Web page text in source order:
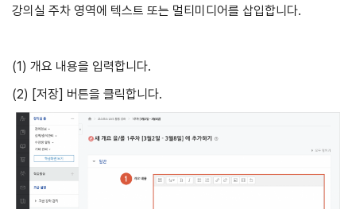
강의실 주차 영역에 텍스트 또는 멀티미디어를 삽입합니다.
(1) 개요 내용을 입력합니다.
(2) [저장] 버튼을 클릭합니다.